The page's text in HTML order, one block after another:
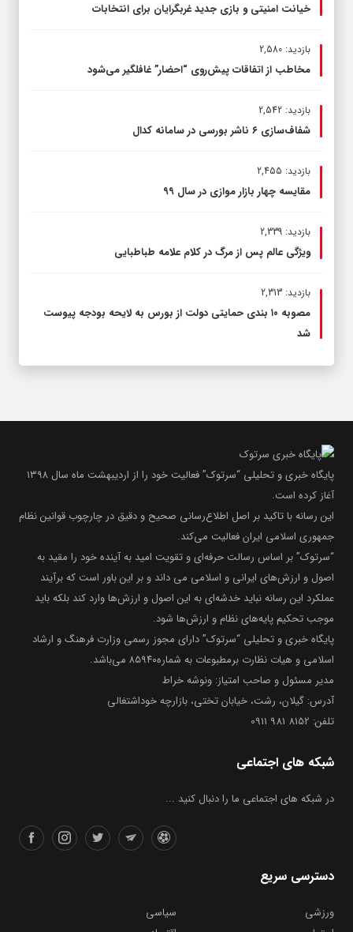
خیانت امنیتی و بازی جدید غربگرایان برای انتخابات
بازدید: 2,580
مخاطب از اتفاقات پیش‌روی “احضار” غافلگیر می‌شود
بازدید: 2,542
شفاف‌سازی ۶ ناشر بورسی در سامانه کدال
بازدید: 2,455
مقایسه چهار بازار موازی در سال ۹۹
بازدید: 2,339
ویژگی عالم پس از مرگ در کلام علامه طباطبایی
بازدید: 2,313
مصوبه ۱۰ بندی حمایتی دولت از بورس به لایحه بودجه پیوست
شد
پایگاه خبری و تحلیلی “سرتوک” فعالیت خود را از اردیبهشت ماه سال ۱۳۹۸
آغاز کرده است.
این رسانه با تاکید بر اصل اطلاع‌رسانی صحیح و دقیق در چارچوب قوانین نظام
جمهوری اسلامی ایران فعالیت می‌کند.
“سرتوک” بر اساس رسالت حرفه‌ای و تقویت امید به آینده خود را مقید به
اصول و ارزش‌های ایرانی و اسلامی می داند و بر این باور است که برآیند
عملکرد این رسانه نباید خدشه‌ای به این اصول و ارزش‌ها وارد کند بلکه باید
موجب تحکیم پایه‌های نظام و ارزش‌ها شود.
پایگاه خبری و تحلیلی “سرتوک” دارای مجوز رسمی وزارت فرهنگ و ارشاد
اسلامی و هیات نظارت برمطبوعات به شماره۸۵۹۴۰ می‌باشد.
مدیر مسئول و صاحب امتیاز: ونوشه خراط
آدرس: گیلان، رشت، خیابان تختی، بازارچه خوداشتغالی
تلفن: 8152 981 0911
شبکه های اجتماعی
در شبکه های اجتماعی ما را دنبال کنید ...
دسترسی سریع
ورزشی
سیاسی